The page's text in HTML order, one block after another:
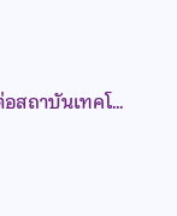
สถาบันเทคโ…